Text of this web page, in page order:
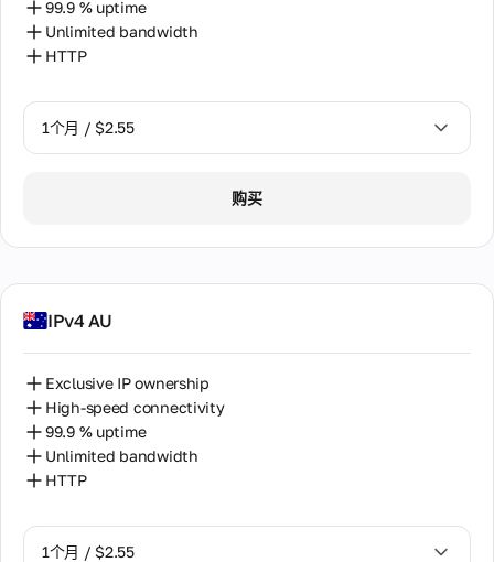
99.9 % uptime
Unlimited bandwidth
HTTP
1个月 / $2.55
购买
IPv4 AU
Exclusive IP ownership
High-speed connectivity
99.9 % uptime
Unlimited bandwidth
HTTP
1个月 / $2.55